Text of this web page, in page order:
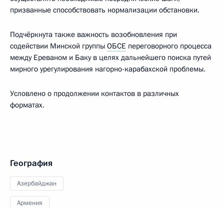
призванные способствовать нормализации обстановки.
Подчёркнута также важность возобновления при
содействии Минской группы ОБСЕ переговорного процесса
между Ереваном и Баку в целях дальнейшего поиска путей
мирного урегулирования нагорно-карабахской проблемы.
Условлено о продолжении контактов в различных
форматах.
География
Азербайджан
Армения